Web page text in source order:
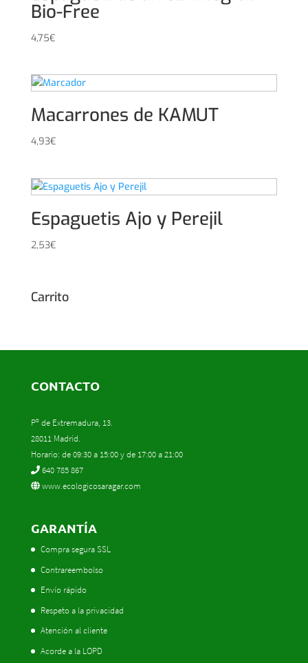
Bio-Free
4,75€
Macarrones de KAMUT
4,93€
Espaguetis Ajo y Perejil
2,53€
Carrito
CONTACTO
Pº de Extremadura, 13.
28011 Madrid.
Horario: de 09:30 a 15:00 y de 17:00 a 21:00
640 785 867
www.ecologicosaragar.com
GARANTÍA
Compra segura SSL
Contrareembolso
Envío rápido
Respeto a la privacidad
Atención al cliente
Acorde a la LOPD